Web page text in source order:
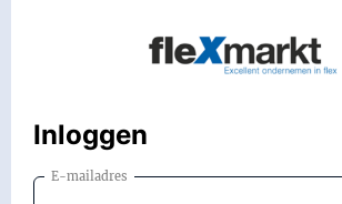
Inloggen
E-mailadres